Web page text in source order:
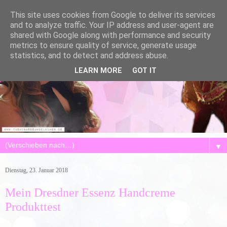
▼
Dienstag, 23. Januar 2018
Mein Dresdner Essenz Handcreme
Produkttest
This site uses cookies from Google to deliver its services
and to analyze traffic. Your IP address and user-agent are
shared with Google along with performance and security
metrics to ensure quality of service, generate usage
statistics, and to detect and address abuse.
LEARN MORE GOT IT